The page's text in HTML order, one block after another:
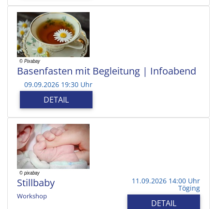
Basenfasten mit Begleitung | Infoabend
09.09.2026 19:30 Uhr
DETAIL
Stillbaby
Workshop
11.09.2026 14:00 Uhr
Töging
DETAIL